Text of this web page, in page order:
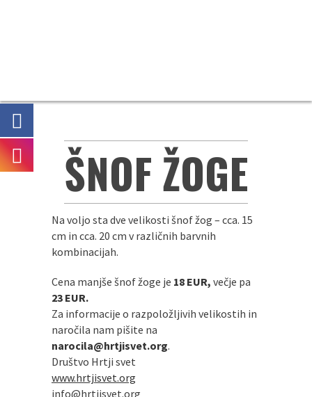
ŠNOF ŽOGE
Na voljo sta dve velikosti šnof žog – cca. 15
cm in cca. 20 cm v različnih barvnih
kombinacijah.
Cena manjše šnof žoge je 18 EUR, večje pa
23 EUR.
Za informacije o razpoložljivih velikostih in
naročila nam pišite na
narocila@hrtjisvet.org.
Društvo Hrtji svet
www.hrtjisvet.org
info@hrtjisvet.org